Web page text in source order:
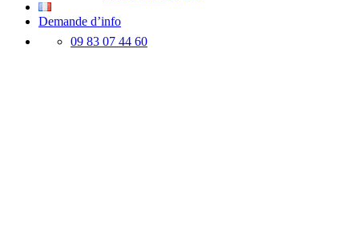
Demande d’info
09 83 07 44 60